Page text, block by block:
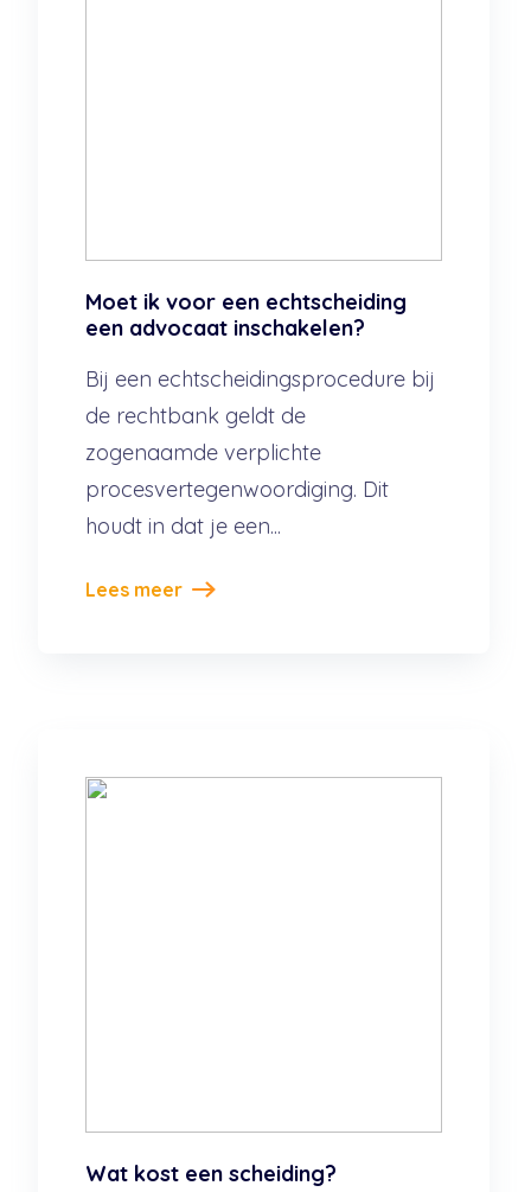
Moet ik voor een echtscheiding
een advocaat inschakelen?
Bij een echtscheidingsprocedure bij
de rechtbank geldt de
zogenaamde verplichte
procesvertegenwoordiging. Dit
houdt in dat je een...
Lees meer
Wat kost een scheiding?